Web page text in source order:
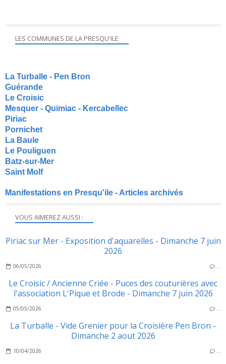
VOUS AIMEREZ AUSSI :
Piriac sur Mer - Exposition d'aquarelles - Dimanche 7 juin
2026
06/05/2026 …
Le Croisic / Ancienne Criée - Puces des couturières avec
l'association L'Pique et Brode - Dimanche 7 juin 2026
05/05/2026 …
La Turballe - Vide Grenier pour la Croisière Pen Bron -
Dimanche 2 aout 2026
10/04/2026 …
LES COMMUNES DE LA PRESQU'ILE
La Turballe - Pen Bron
Guérande
Le Croisic
Mesquer - Quimiac - Kercabellec
Piriac
Pornichet
La Baule
Le Pouliguen
Batz-sur-Mer
Saint Molf
Manifestations en Presqu'ile - Articles archivés